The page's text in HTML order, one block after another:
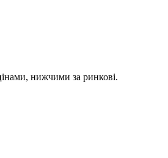
нижчими за ринкові.